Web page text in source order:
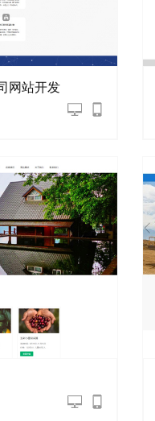
网站开发